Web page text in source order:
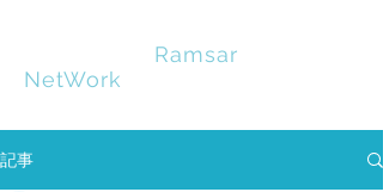
Ramsar
NetWork
記事